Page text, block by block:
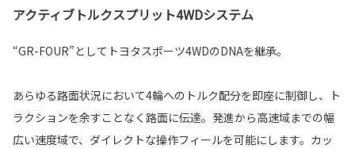
アクティブトルクスプリット4WDシステム
“GR-FOUR”としてトヨタスポーツ4WDのDNAを継承。
あらゆる路面状況において4輪へのトルク配分を即座に制御し、ト
ラクションを余すことなく路面に伝達。発進から高速域までの幅
広い速度域で、ダイレクトな操作フィールを可能にします。カッ